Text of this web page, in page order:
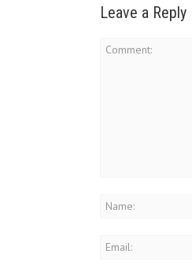
Leave a Reply